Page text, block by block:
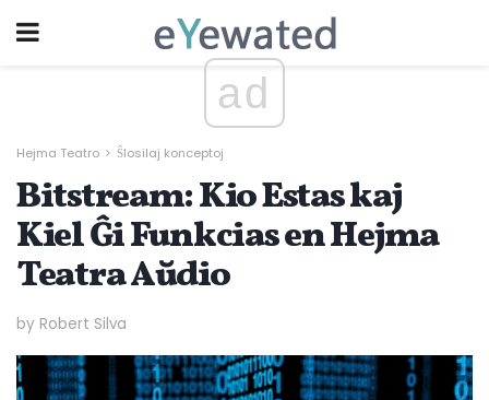
ad
Hejma Teatro Ŝlosilaj konceptoj
Bitstream: Kio Estas kaj
Kiel Ĝi Funkcias en Hejma
Teatra Aŭdio
by Robert Silva